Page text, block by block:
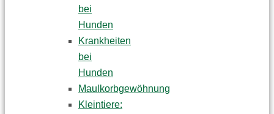
bei
Hunden
Krankheiten
bei
Hunden
Maulkorbgewöhnung
Kleintiere: